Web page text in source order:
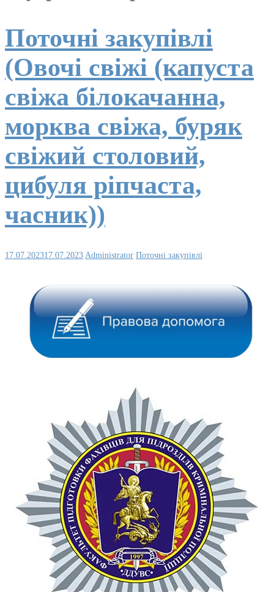
Поточні закупівлі
(Овочі свіжі (капуста
свіжа білокачанна,
морква свіжа, буряк
свіжий столовий,
цибуля ріпчаста,
часник))
17.07.202317.07.2023 Administrator Поточні закупівлі